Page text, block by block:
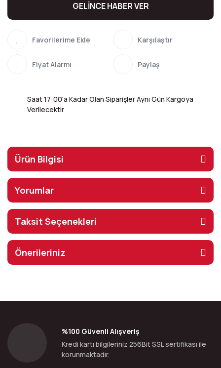
GELİNCE HABER VER
Karşılaştır
Fiyat Alarmı Paylaş
Saat 17:00'a Kadar Olan Siparişler Aynı Gün Kargoya
Verilecektir
Ürün Bilgisi
Yorumlar
Taksit Seçenekleri
Önerileriniz
%100 Güvenli Alışveriş
Kredi kartı bilgileriniz 256Bit SSL sertifikası ile
korunmaktadır.